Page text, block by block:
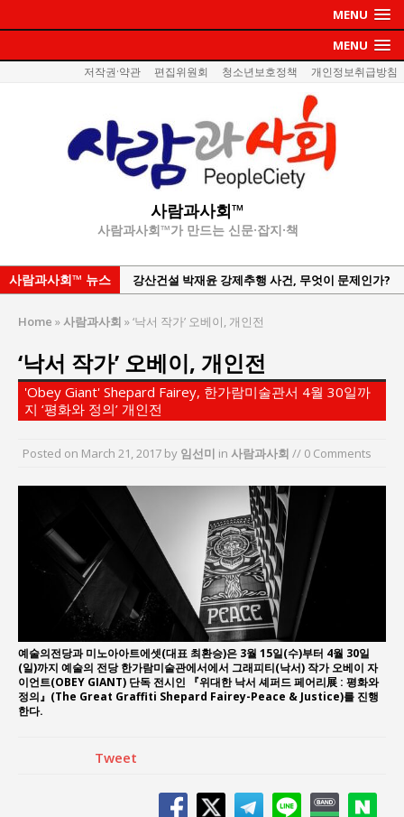
MENU
MENU
저작권·약관 편집위원회 청소년보호정책 개인정보취급방침
사람과사회™
사람과사회™가 만드는 신문·잡지·책
사람과사회™ 뉴스
한국지방재정공제회, 2026년 정기 승진 인사 발표
세미나 개최
서효석 충청향우회중앙회 총재 취임 논란 확산
지방의회 공약은 ‘빛 좋은 개살구’인가?
“7월 1일 의장 선출은 ‘위법’이다”
현”
김종대, “현대전, 강한 군대도 약해질 수 있다”
이홍원 작가, 생활문화상품 4종 판매
통일 지향 2국가론: 한반도 평화의 새로운 길
강산건설 박재윤 강제추행 사건, 무엇이 문제인가?
Home »사람과사회 »‘낙서 작가’ 오베이, 개인전
‘낙서 작가’ 오베이, 개인전
'Obey Giant' Shepard Fairey, 한가람미술관서 4월 30일까
지 ‘평화와 정의’ 개인전
Posted on March 21, 2017 by 임선미 in 사람과사회 // 0 Comments
예술의전당과 미노아아트에셋(대표 최환승)은 3월 15일(수)부터 4월 30일
(일)까지 예술의 전당 한가람미술관에서에서 그래피티(낙서) 작가 오베이 자
이언트(OBEY GIANT) 단독 전시인 『위대한 낙서 셰퍼드 페어리展 : 평화와
정의』(The Great Graffiti Shepard Fairey-Peace & Justice)를 진행
한다.
Tweet